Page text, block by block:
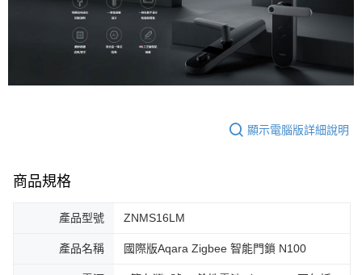
顯示電腦版詳細說明
商品規格
產品型號 ZNMS16LM
產品名稱 國際版Aqara Zigbee 智能門鎖 N100